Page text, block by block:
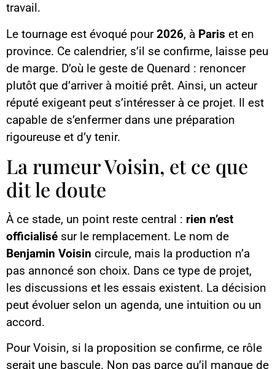
travail.
Le tournage est évoqué pour2026, à Paris et en
province. Ce calendrier, s’il se confirme, laisse peu
de marge. D’où le geste de Quenard : renoncer
plutôt que d’arriver à moitié prêt. Ainsi, un acteur
réputé exigeant peut s’intéresser à ce projet. Il est
capable de s’enfermer dans une préparation
rigoureuse et d’y tenir.
La rumeur Voisin, et ce que
dit le doute
À ce stade, un point reste central : rien n’est
officialisé sur le remplacement. Le nom de
Benjamin Voisin circule, mais la production n’a
pas annoncé son choix. Dans ce type de projet,
les discussions et les essais existent. La décision
peut évoluer selon un agenda, une intuition ou un
accord.
Pour Voisin, si la proposition se confirme, ce rôle
serait une bascule. Non pas parce qu’il manque de